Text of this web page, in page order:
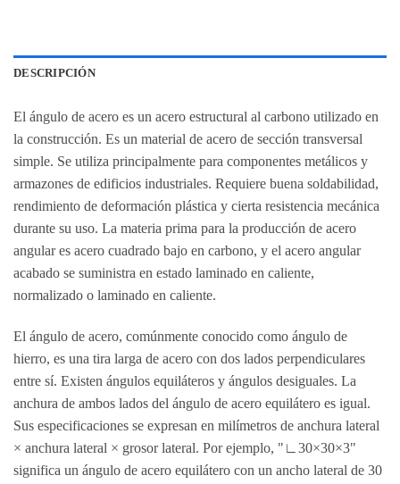
DESCRIPCIÓN
El ángulo de acero es un acero estructural al carbono utilizado en
la construcción. Es un material de acero de sección transversal
simple. Se utiliza principalmente para componentes metálicos y
armazones de edificios industriales. Requiere buena soldabilidad,
rendimiento de deformación plástica y cierta resistencia mecánica
durante su uso. La materia prima para la producción de acero
angular es acero cuadrado bajo en carbono, y el acero angular
acabado se suministra en estado laminado en caliente,
normalizado o laminado en caliente.
El ángulo de acero, comúnmente conocido como ángulo de
hierro, es una tira larga de acero con dos lados perpendiculares
entre sí. Existen ángulos equiláteros y ángulos desiguales. La
anchura de ambos lados del ángulo de acero equilátero es igual.
Sus especificaciones se expresan en milímetros de anchura lateral
× anchura lateral × grosor lateral. Por ejemplo, "∟30×30×3"
significa un ángulo de acero equilátero con un ancho lateral de 30